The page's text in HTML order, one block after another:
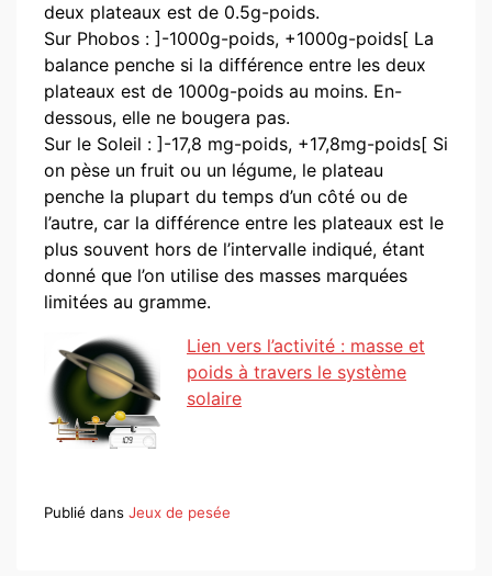
deux plateaux est de 0.5g-poids.
Sur Phobos : ]-1000g-poids, +1000g-poids[ La
balance penche si la différence entre les deux
plateaux est de 1000g-poids au moins. En-
dessous, elle ne bougera pas.
Sur le Soleil : ]-17,8 mg-poids, +17,8mg-poids[ Si
on pèse un fruit ou un légume, le plateau
penche la plupart du temps d’un côté ou de
l’autre, car la différence entre les plateaux est le
plus souvent hors de l’intervalle indiqué, étant
donné que l’on utilise des masses marquées
limitées au gramme.
Lien vers l’activité : masse et
poids à travers le système
solaire
Publié dans Jeux de pesée